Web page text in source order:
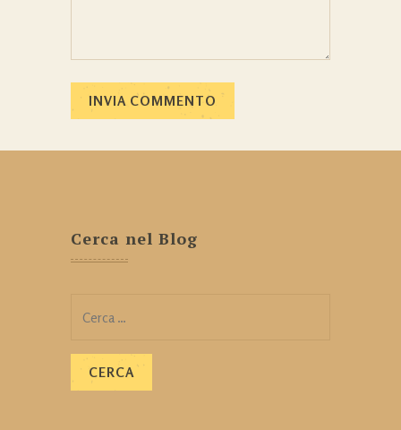
Cerca nel Blog